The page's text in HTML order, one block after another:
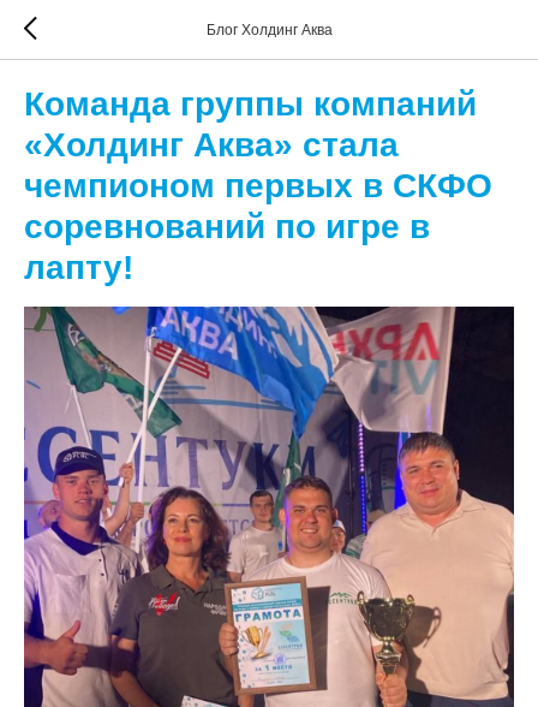
Блог Холдинг Аква
Команда группы компаний
«Холдинг Аква» стала
чемпионом первых в СКФО
соревнований по игре в
лапту!